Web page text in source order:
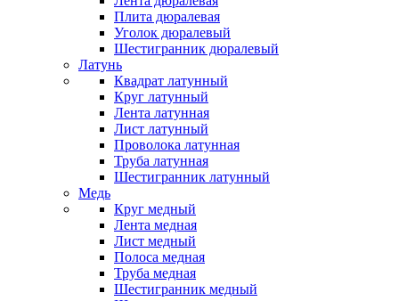
Плита дюралевая
Уголок дюралевый
Шестигранник дюралевый
Латунь
Квадрат латунный
Круг латунный
Лента латунная
Лист латунный
Проволока латунная
Труба латунная
Шестигранник латунный
Медь
Круг медный
Лента медная
Лист медный
Полоса медная
Труба медная
Шестигранник медный